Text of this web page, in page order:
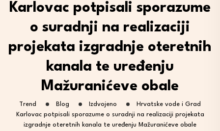
Karlovac potpisali sporazume
o suradnji na realizaciji
projekata izgradnje oteretnih
kanala te uređenju
Mažuranićeve obale
Trend Blog Izdvojeno
Hrvatske vode i Grad
Karlovac potpisali sporazume o suradnji na realizaciji projekata
izgradnje oteretnih kanala te uređenju Mažuranićeve obale